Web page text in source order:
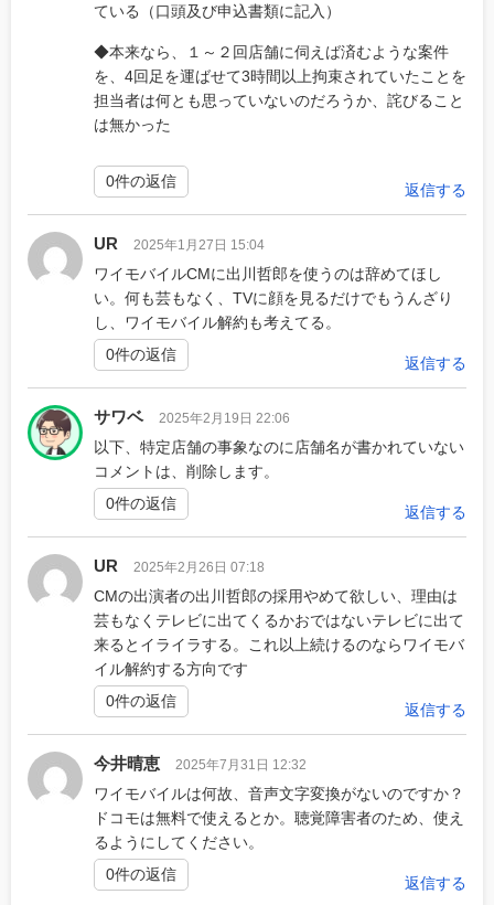
ている（口頭及び申込書類に記入）
◆本来なら、１～２回店舗に伺えば済むような案件
を、4回足を運ばせて3時間以上拘束されていたことを
担当者は何とも思っていないのだろうか、詫びること
は無かった
返信する
0件の返信
UR 2025年1月27日 15:04
ワイモバイルCMに出川哲郎を使うのは辞めてほし
い。何も芸もなく、TVに顔を見るだけでもうんざり
し、ワイモバイル解約も考えてる。
返信する
0件の返信
サワベ 2025年2月19日 22:06
以下、特定店舗の事象なのに店舗名が書かれていない
コメントは、削除します。
返信する
0件の返信
UR 2025年2月26日 07:18
CMの出演者の出川哲郎の採用やめて欲しい、理由は
芸もなくテレビに出てくるかおではないテレビに出て
来るとイライラする。これ以上続けるのならワイモバ
イル解約する方向です
返信する
0件の返信
今井晴恵 2025年7月31日 12:32
ワイモバイルは何故、音声文字変換がないのですか？
ドコモは無料で使えるとか。聴覚障害者のため、使え
るようにしてください。
返信する
0件の返信